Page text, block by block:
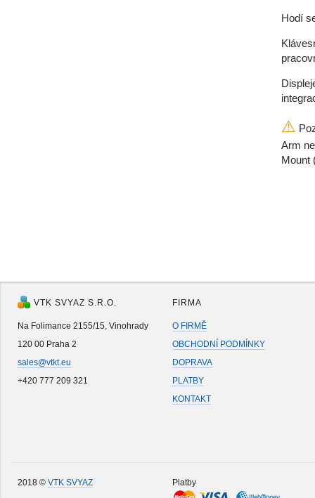
Hodí
⚠
Arm
Mount
VTK SVYAZ S.R.O.
Na Folimance 2155/15, Vinohrady
120 00 Praha 2
sales@vtkt.eu
+420 777 209 321
FIRMA
O FIRMĚ
OBCHODNÍ PODMÍNKY
DOPRAVA
PLATBY
KONTAKT
2018 © VTK SVYAZ Platby